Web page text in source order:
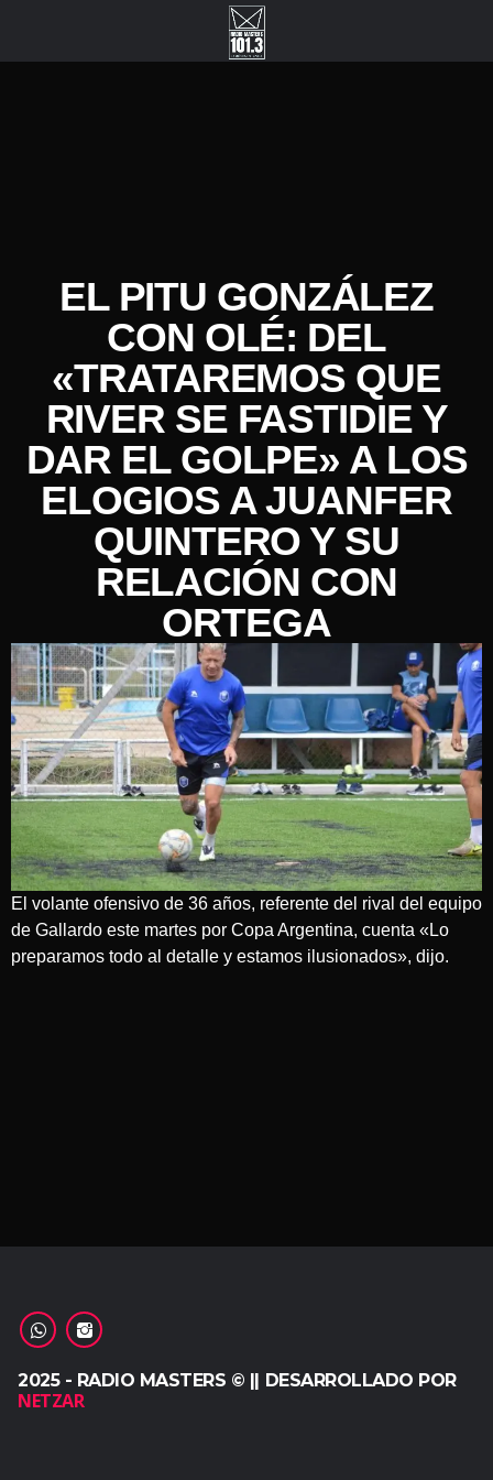
EL PITU GONZÁLEZ
CON OLÉ: DEL
«TRATAREMOS QUE
RIVER SE FASTIDIE Y
DAR EL GOLPE» A LOS
ELOGIOS A JUANFER
QUINTERO Y SU
RELACIÓN CON
ORTEGA
El volante ofensivo de 36 años, referente del rival del equipo
de Gallardo este martes por Copa Argentina, cuenta «Lo
preparamos todo al detalle y estamos ilusionados», dijo.
2025 - RADIO MASTERS © || DESARROLLADO POR
NETZAR